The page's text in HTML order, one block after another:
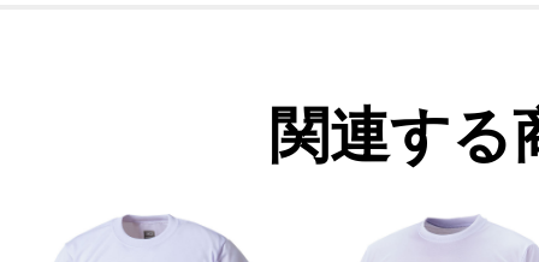
関連する